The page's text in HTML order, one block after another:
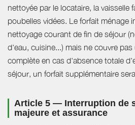
nettoyée par le locataire, la vaisselle
poubelles vidées. Le forfait ménage
nettoyage courant de fin de séjour
d'eau, cuisine...) mais ne couvre
complète en cas d'absence totale
séjour, un forfait supplémentaire
Article 5 — Interruption de
majeure et assurance